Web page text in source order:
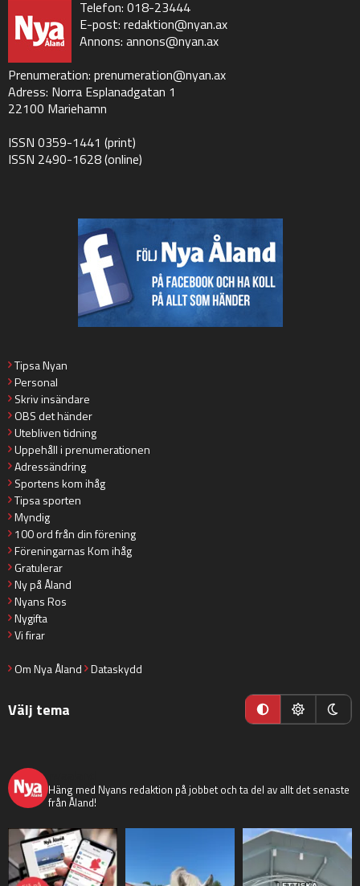
Telefon: 018-23444
E-post: redaktion@nyan.ax
Annons: annons@nyan.ax
Prenumeration: prenumeration@nyan.ax
Adress: Norra Esplanadgatan 1
22100 Mariehamn
ISSN 0359-1441 (print)
ISSN 2490-1628 (online)
Tipsa Nyan
Personal
Skriv insändare
OBS det händer
Utebliven tidning
Uppehåll i prenumerationen
Adressändring
Sportens kom ihåg
Tipsa sporten
Myndig
100 ord från din förening
Föreningarnas Kom ihåg
Gratulerar
Ny på Åland
Nyans Ros
Nygifta
Vi firar
Om Nya Åland Dataskydd
Välj tema
Häng med Nyans redaktion på jobbet och ta del av allt det senaste
från Åland!